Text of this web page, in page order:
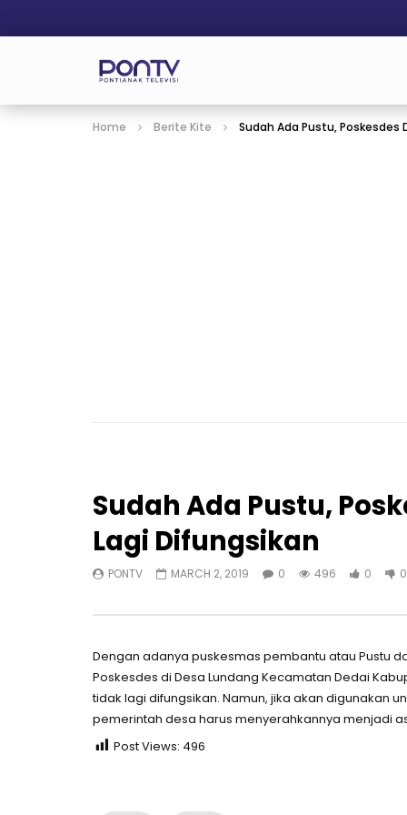
Home Berite Kite Sudah Ada Pustu, Poskesdes
Sudah Ada Pustu,
Lagi Difungsikan
PONTV MARCH 2, 2019 0 496 0 0
Dengan adanya puskesmas pembantu atau Pustu
Poskesdes di Desa Lundang Kecamatan Dedai
tidak lagi difungsikan. Namun, jika akan digunakan
pemerintah desa harus menyerahkannya menjadi
Post Views: 496